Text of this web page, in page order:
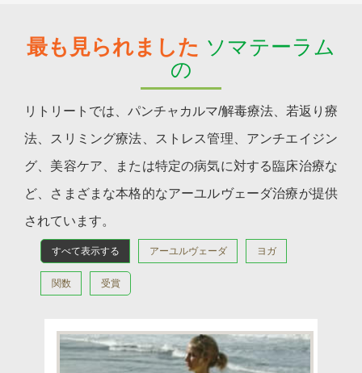
最も見られました ソマテーラム
の
リトリートでは、パンチャカルマ/解毒療法、若返り療
法、スリミング療法、ストレス管理、アンチエイジン
グ、美容ケア、または特定の病気に対する臨床治療な
ど、さまざまな本格的なアーユルヴェーダ治療が提供
されています。
すべて表示する アーユルヴェーダ ヨガ
関数 受賞